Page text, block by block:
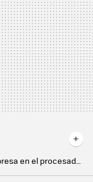
Samsung Galaxy Tab S10+ y S10 Ultra: sorpresa en el procesador, pantallas de lujo e IA por todas partes para hacerle frente a los iPad